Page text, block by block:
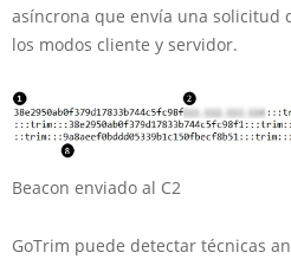
asíncrona que envía una solicitud
los modos cliente y servidor.
Beacon enviado al C2
GoTrim puede detectar técnicas